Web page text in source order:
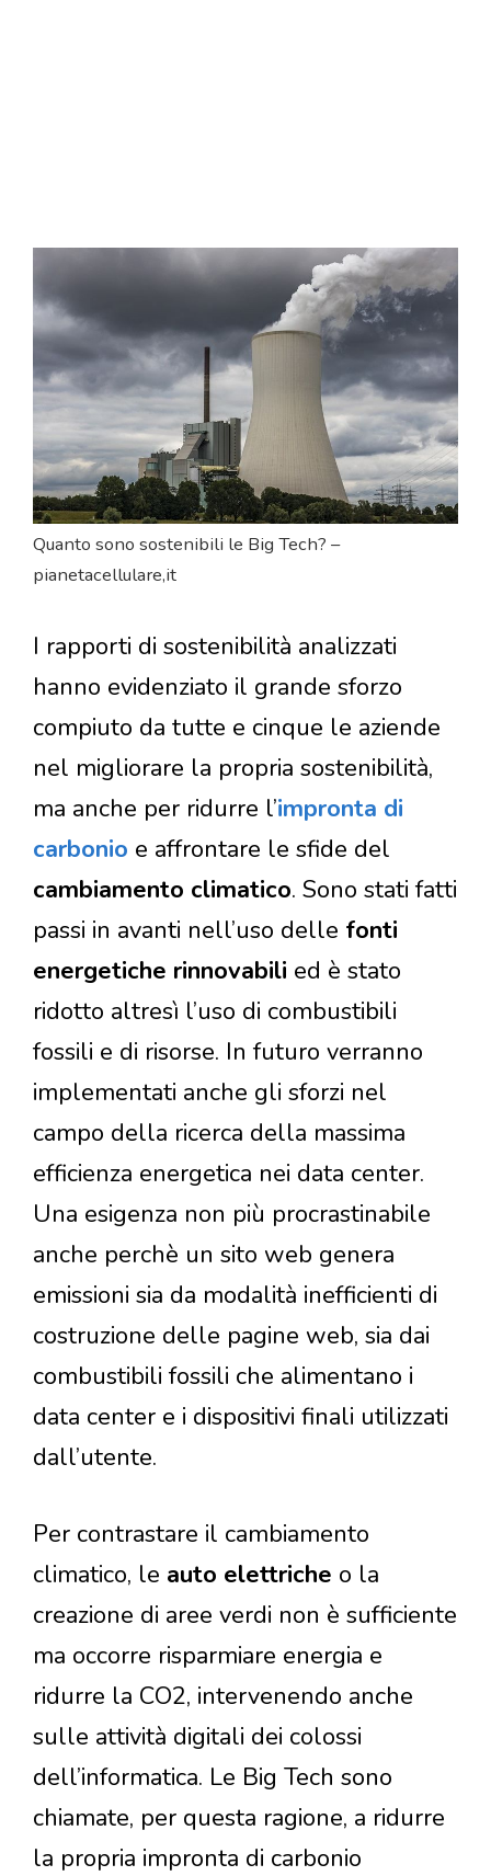
Quanto sono sostenibili le Big Tech? –
pianetacellulare,it
I rapporti di sostenibilità analizzati
hanno evidenziato il grande sforzo
compiuto da tutte e cinque le aziende
nel migliorare la propria sostenibilità,
ma anche per ridurre l’impronta di
carbonio e affrontare le sfide del
cambiamento climatico. Sono stati fatti
passi in avanti nell’uso delle fonti
energetiche rinnovabili ed è stato
ridotto altresì l’uso di combustibili
fossili e di risorse. In futuro verranno
implementati anche gli sforzi nel
campo della ricerca della massima
efficienza energetica nei data center.
Una esigenza non più procrastinabile
anche perchè un sito web genera
emissioni sia da modalità inefficienti di
costruzione delle pagine web, sia dai
combustibili fossili che alimentano i
data center e i dispositivi finali utilizzati
dall’utente.
Per contrastare il cambiamento
climatico, le auto elettriche o la
creazione di aree verdi non è sufficiente
ma occorre risparmiare energia e
ridurre la CO2, intervenendo anche
sulle attività digitali dei colossi
dell’informatica. Le Big Tech sono
chiamate, per questa ragione, a ridurre
la propria impronta di carbonio